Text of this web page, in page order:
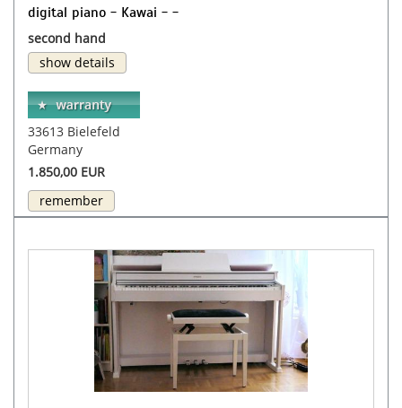
digital piano - Kawai - -
second hand
show details
33613 Bielefeld
Germany
1.850,00 EUR
remember